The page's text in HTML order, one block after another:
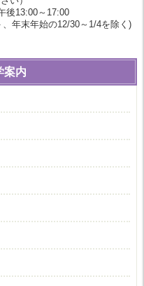
後13:00～17:00
年末年始の12/30～1/4を除く)
案内